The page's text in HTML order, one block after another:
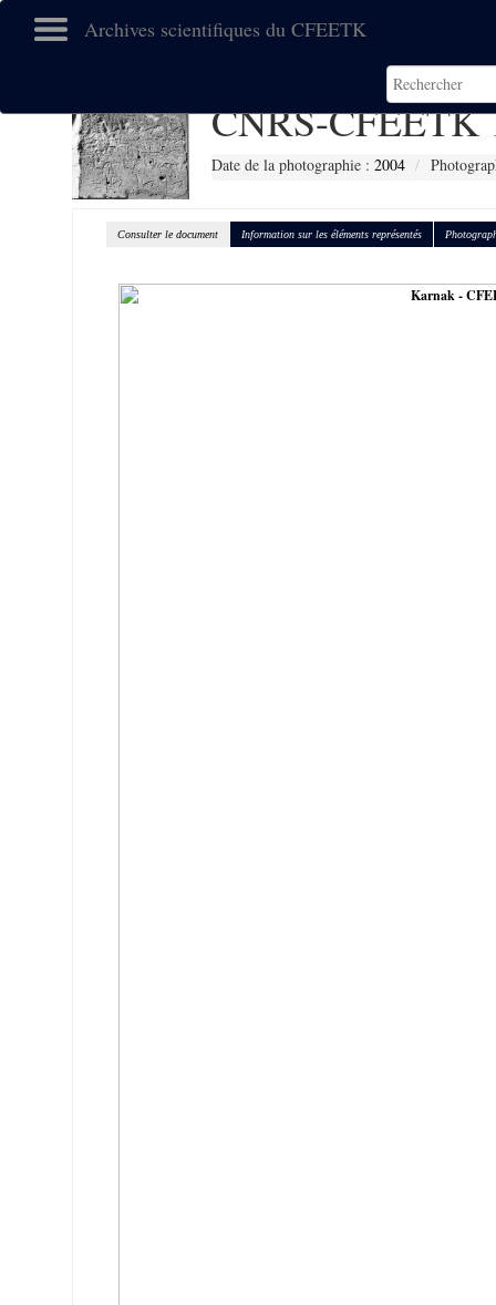
Archives scientifiques du CFEETK
CNRS-CFEETK
Date de la photographie : 2004
Consulter le document Information sur les éléments représentés